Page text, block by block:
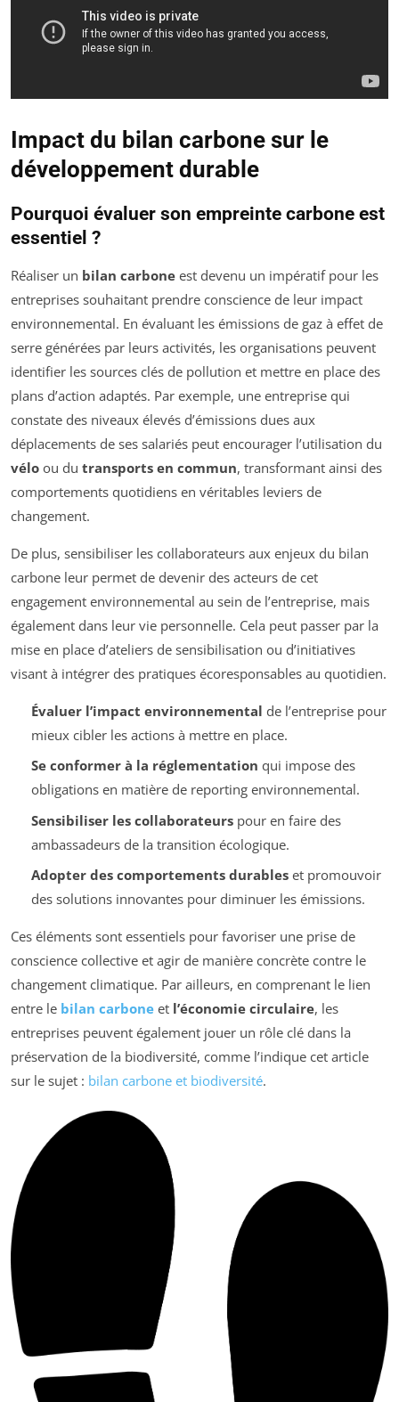
Impact du bilan carbone sur le
développement durable
Pourquoi évaluer son empreinte carbone est
essentiel ?
Réaliser un bilan carbone est devenu un impératif pour les
entreprises souhaitant prendre conscience de leur impact
environnemental. En évaluant les émissions de gaz à effet de
serre générées par leurs activités, les organisations peuvent
identifier les sources clés de pollution et mettre en place des
plans d’action adaptés. Par exemple, une entreprise qui
constate des niveaux élevés d’émissions dues aux
déplacements de ses salariés peut encourager l’utilisation du
vélo ou du transports en commun, transformant ainsi des
comportements quotidiens en véritables leviers de
changement.
De plus, sensibiliser les collaborateurs aux enjeux du bilan
carbone leur permet de devenir des acteurs de cet
engagement environnemental au sein de l’entreprise, mais
également dans leur vie personnelle. Cela peut passer par la
mise en place d’ateliers de sensibilisation ou d’initiatives
visant à intégrer des pratiques écoresponsables au quotidien.
Évaluer l’impact environnemental de l’entreprise pour
mieux cibler les actions à mettre en place.
Se conformer à la réglementation qui impose des
obligations en matière de reporting environnemental.
Sensibiliser les collaborateurspour en faire des
ambassadeurs de la transition écologique.
Adopter des comportements durableset promouvoir
des solutions innovantes pour diminuer les émissions.
Ces éléments sont essentiels pour favoriser une prise de
conscience collective et agir de manière concrète contre le
changement climatique. Par ailleurs, en comprenant le lien
entre le bilan carbone et l’économie circulaire, les
entreprises peuvent également jouer un rôle clé dans la
préservation de la biodiversité, comme l’indique cet article
sur le sujet : bilan carbone et biodiversité.